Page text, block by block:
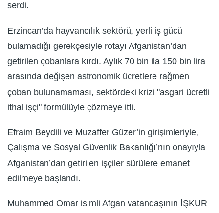
serdi.
Erzincan’da hayvancılık sektörü, yerli iş gücü
bulamadığı gerekçesiyle rotayı Afganistan’dan
getirilen çobanlara kırdı. Aylık 70 bin ila 150 bin lira
arasında değişen astronomik ücretlere rağmen
çoban bulunamaması, sektördeki krizi "asgari ücretli
ithal işçi" formülüyle çözmeye itti.
Efraim Beydili ve Muzaffer Güzer’in girişimleriyle,
Çalışma ve Sosyal Güvenlik Bakanlığı’nın onayıyla
Afganistan’dan getirilen işçiler sürülere emanet
edilmeye başlandı.
Muhammed Omar isimli Afgan vatandaşının İŞKUR